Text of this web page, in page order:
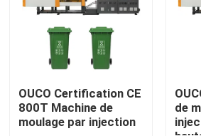
Machine hydraulique de
machine à grande vitesse de
OUCO Certification CE
800T Machine de
moulage par injection
de